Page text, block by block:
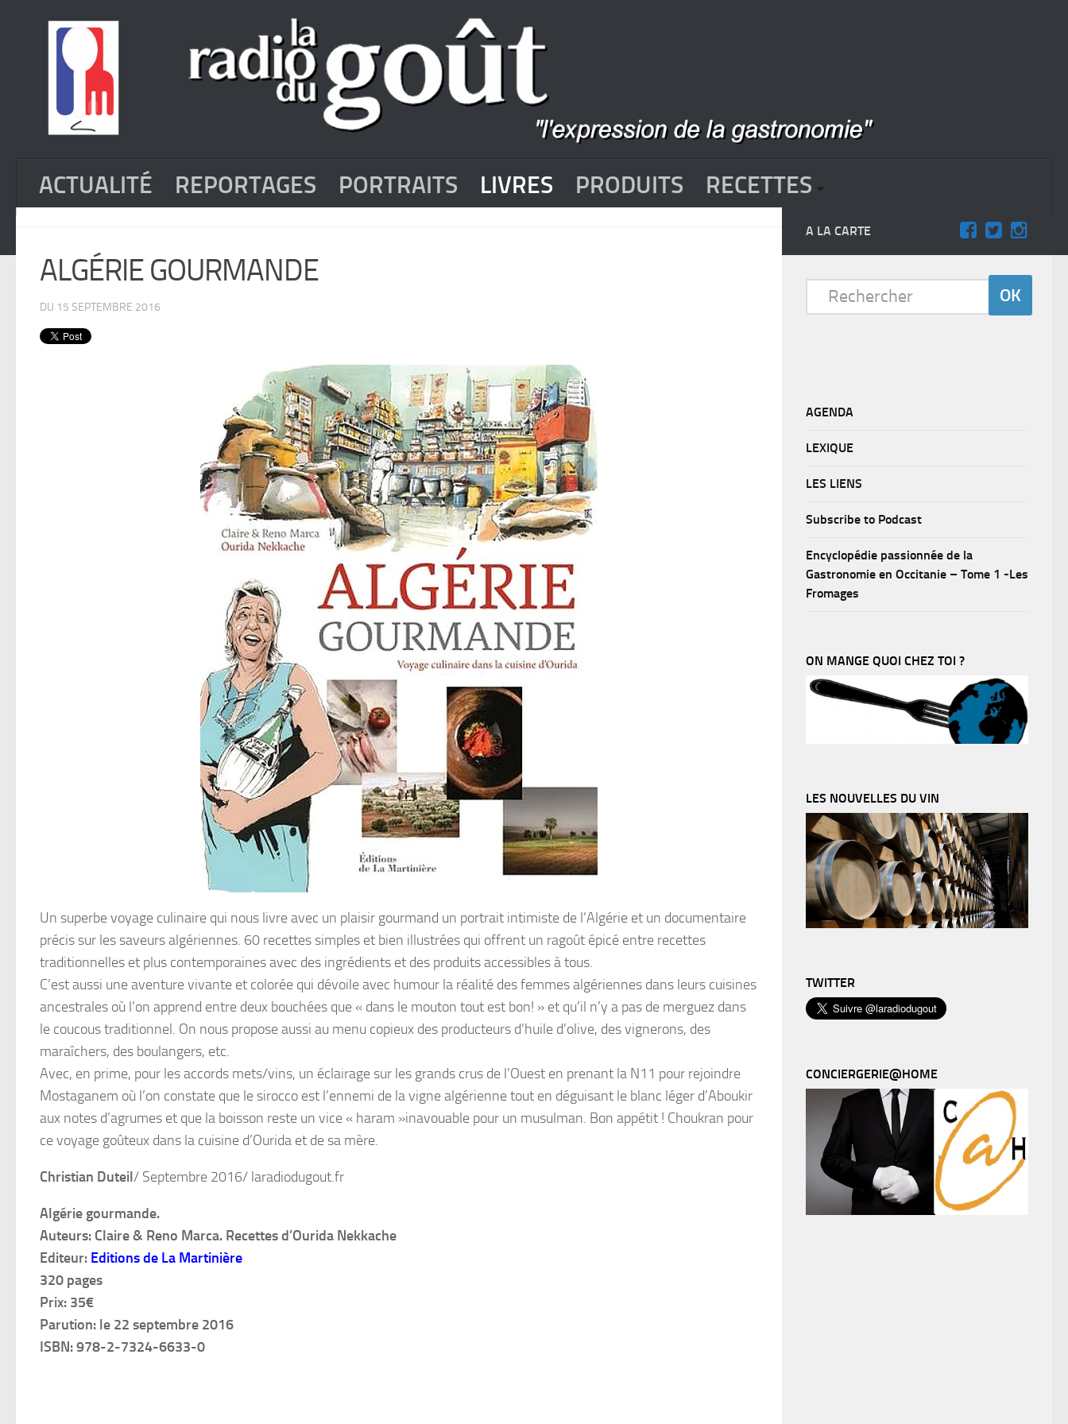
ACTUALITÉ REPORTAGES PORTRAITS LIVRES PRODUITS RECETTES
ALGÉRIE GOURMANDE
DU 15 SEPTEMBRE 2016
Un superbe voyage culinaire qui nous livre avec un plaisir gourmand un portrait intimiste de l’Algérie et un documentaire
précis sur les saveurs algériennes. 60 recettes simples et bien illustrées qui offrent un ragoût épicé entre recettes
traditionnelles et plus contemporaines avec des ingrédients et des produits accessibles à tous.
C’est aussi une aventure vivante et colorée qui dévoile avec humour la réalité des femmes algériennes dans leurs cuisines
ancestrales où l’on apprend entre deux bouchées que « dans le mouton tout est bon! » et qu’il n’y a pas de merguez dans
le coucous traditionnel. On nous propose aussi au menu copieux des producteurs d’huile d’olive, des vignerons, des
maraîchers, des boulangers, etc.
Avec, en prime, pour les accords mets/vins, un éclairage sur les grands crus de l’Ouest en prenant la N11 pour rejoindre
Mostaganem où l’on constate que le sirocco est l’ennemi de la vigne algérienne tout en déguisant le blanc léger d’Aboukir
aux notes d’agrumes et que la boisson reste un vice « haram »inavouable pour un musulman. Bon appétit ! Choukran pour
ce voyage goûteux dans la cuisine d’Ourida et de sa mère.
Christian Duteil/ Septembre 2016/ laradiodugout.fr
Algérie gourmande.
Auteurs: Claire & Reno Marca. Recettes d’Ourida Nekkache
Editeur: Editions de La Martinière
320 pages
Prix: 35€
Parution: le 22 septembre 2016
ISBN: 978-2-7324-6633-0
A LA CARTE
AGENDA
LEXIQUE
LES LIENS
Subscribe to Podcast
Encyclopédie passionnée de la
Gastronomie en Occitanie – Tome 1 -Les
Fromages
ON MANGE QUOI CHEZ TOI ?
LES NOUVELLES DU VIN
TWITTER
CONCIERGERIE@HOME